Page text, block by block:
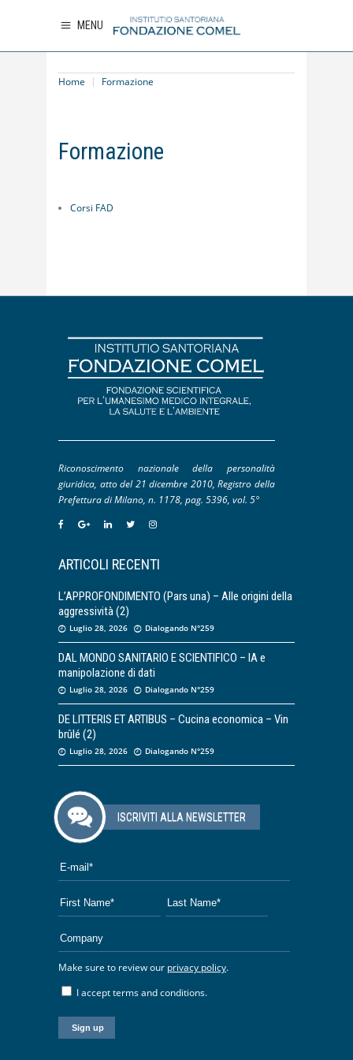
MENU
Home Formazione
Formazione
Corsi FAD
Riconoscimento nazionale della personalità
giuridica, atto del 21 dicembre 2010, Registro della
Prefettura di Milano, n. 1178, pag. 5396, vol. 5°
ARTICOLI RECENTI
L’APPROFONDIMENTO (Pars una) – Alle origini della
aggressività (2)
Luglio 28, 2026 Dialogando N°259
DAL MONDO SANITARIO E SCIENTIFICO – IA e
manipolazione di dati
Luglio 28, 2026 Dialogando N°259
DE LITTERIS ET ARTIBUS – Cucina economica – Vin
brûlé (2)
Luglio 28, 2026 Dialogando N°259
ISCRIVITI ALLA NEWSLETTER
Make sure to review our privacy policy.
I accept terms and conditions.